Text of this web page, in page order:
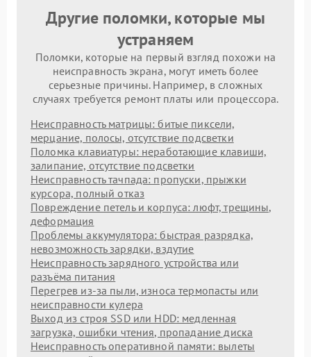
Другие поломки, которые мы
устраняем
Поломки, которые на первый взгляд похожи на
неисправность экрана, могут иметь более
серьезные причины. Например, в сложных
случаях требуется ремонт платы или процессора.
Неисправность матрицы: битые пиксели,
мерцание, полосы, отсутствие подсветки
Поломка клавиатуры: неработающие клавиши,
залипание, отсутствие подсветки
Неисправность тачпада: пропуски, прыжки
курсора, полный отказ
Повреждение петель и корпуса: люфт, трещины,
деформация
Проблемы аккумулятора: быстрая разрядка,
невозможность зарядки, вздутие
Неисправность зарядного устройства или
разъёма питания
Перегрев из‑за пыли, износа термопасты или
неисправности кулера
Выход из строя SSD или HDD: медленная
загрузка, ошибки чтения, пропадание диска
Неисправность оперативной памяти: вылеты